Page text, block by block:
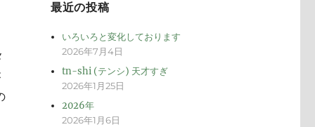
最近の投稿
いろいろと変化しております
2026年7月4日
tn-shi (テンシ) 天才すぎ
2026年1月25日
2026年
2026年1月6日